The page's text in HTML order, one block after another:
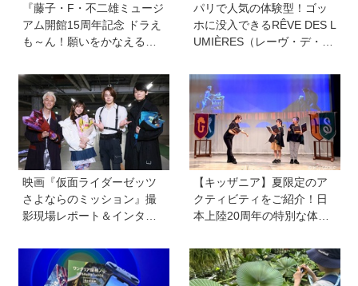
『藤子・F・不二雄ミュージ
アム開館15周年記念 ドラえ
も～ん！願いをかなえるひ
グッズや体験イベントなど
親子で満喫するポイントを
徹底レポ
パリで人気の体験型！ゴッ
ホに没入できるRÊVE DES L
UMIÈRES（レーヴ・デ・リ
どもと一緒に大満喫してき
ました！【ゆる〜く楽しむ
美術案内】
映画『仮面ライダーゼッツ
さよならのミッション』撮
影現場レポート＆インタビ
【キッザニア】夏限定のア
クティビティをご紹介！日
本上陸20周年の特別な体験